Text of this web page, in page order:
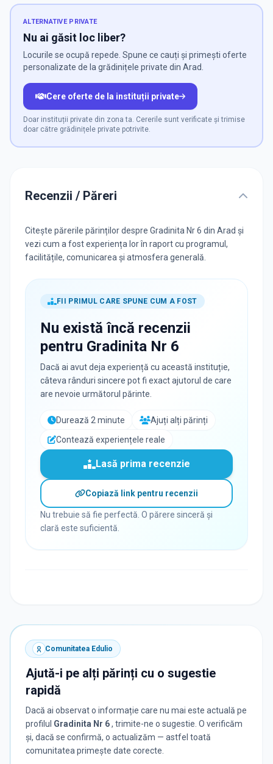
ALTERNATIVE PRIVATE
Nu ai găsit loc liber?
Locurile se ocupă repede. Spune ce cauți și primești oferte
personalizate de la grădinițele private din Arad.
Cere oferte de la instituții private
Doar instituții private din zona ta. Cererile sunt verificate și trimise
doar către grădinițele private potrivite.
Recenzii / Păreri
Citește părerile părinților despre Gradinita Nr 6 din Arad și
vezi cum a fost experiența lor în raport cu programul,
facilitățile, comunicarea și atmosfera generală.
FII PRIMUL CARE SPUNE CUM A FOST
Nu există încă recenzii
pentru Gradinita Nr 6
Dacă ai avut deja experiență cu această instituție,
câteva rânduri sincere pot fi exact ajutorul de care
are nevoie următorul părinte.
Durează 2 minute
Ajuți alți părinți
Contează experiențele reale
Lasă prima recenzie
Copiază link pentru recenzii
Nu trebuie să fie perfectă. O părere sinceră și
clară este suficientă.
Comunitatea Edulio
Ajută-i pe alți părinți cu o sugestie
rapidă
Dacă ai observat o informație care nu mai este actuală pe
profilul Gradinita Nr 6, trimite-ne o sugestie. O verificăm
și, dacă se confirmă, o actualizăm — astfel toată
comunitatea primește date corecte.